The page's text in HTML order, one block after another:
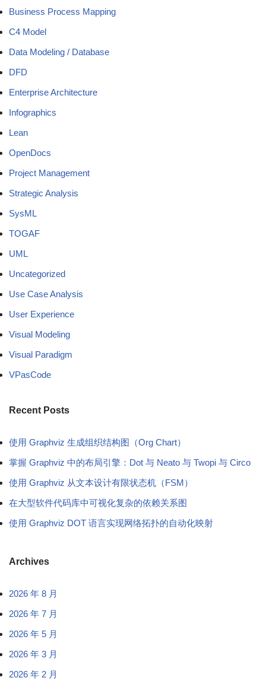
Business Process Mapping
C4 Model
Data Modeling / Database
DFD
Enterprise Architecture
Infographics
Lean
OpenDocs
Project Management
Strategic Analysis
SysML
TOGAF
UML
Uncategorized
Use Case Analysis
User Experience
Visual Modeling
Visual Paradigm
VPasCode
Recent Posts
使用 Graphviz 生成组织结构图（Org Chart）
掌握 Graphviz 中的布局引擎：Dot 与 Neato 与 Twopi 与 Circo
使用 Graphviz 从文本设计有限状态机（FSM）
在大型软件代码库中可视化复杂的依赖关系图
使用 Graphviz DOT 语言实现网络拓扑的自动化映射
Archives
2026 年 8 月
2026 年 7 月
2026 年 5 月
2026 年 3 月
2026 年 2 月